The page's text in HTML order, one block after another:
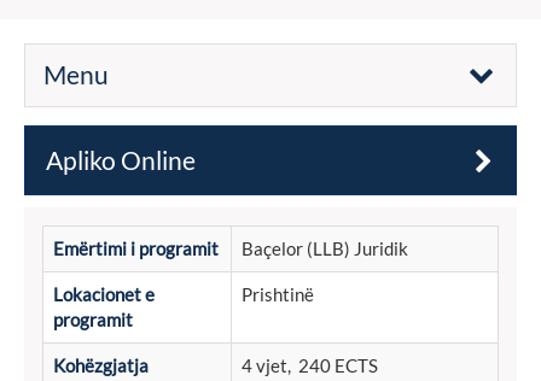
Menu
Apliko Online
Emërtimi i programit Baçelor (LLB) Juridik
Lokacionet e
programit
Prishtinë
Kohëzgjatja 4 vjet, 240 ECTS